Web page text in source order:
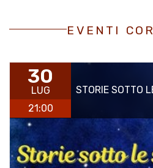
EVENTI
30
LUG
21:00
STORIE SOTTO